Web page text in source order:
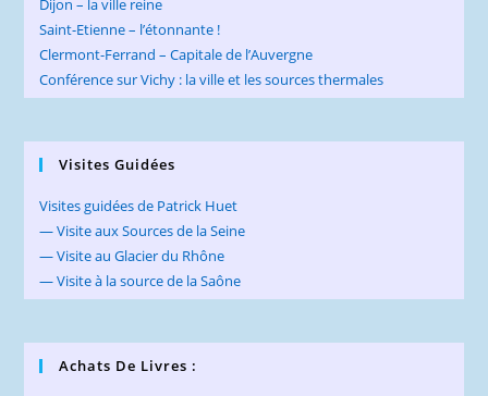
Dijon – la ville reine
Saint-Etienne – l’étonnante !
Clermont-Ferrand – Capitale de l’Auvergne
Conférence sur Vichy : la ville et les sources thermales
Visites Guidées
Visites guidées de Patrick Huet
— Visite aux Sources de la Seine
— Visite au Glacier du Rhône
— Visite à la source de la Saône
Achats De Livres :